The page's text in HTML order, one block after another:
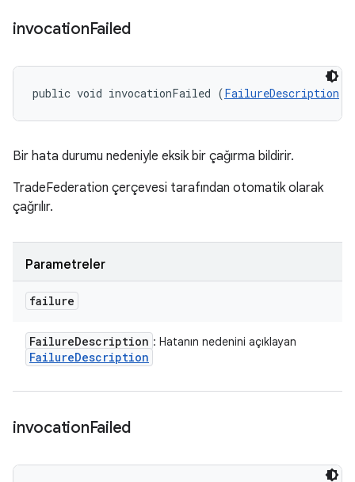
invocationFailed
public void invocationFailed (FailureDescription
Bir hata durumu nedeniyle eksik bir çağırma bildirir.
TradeFederation çerçevesi tarafından otomatik olarak
çağrılır.
Parametreler
failure
FailureDescription : Hatanın nedenini açıklayan
FailureDescription
invocationFailed